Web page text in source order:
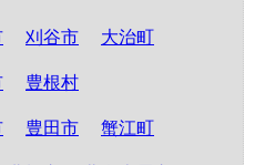
刈谷市 大治町
豊根村
豊田市 蟹江町